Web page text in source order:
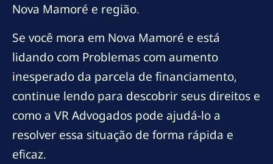
Nova Mamoré e região.
Se você mora em Nova Mamoré e está
lidando com Problemas com aumento
inesperado da parcela de financiamento,
continue lendo para descobrir seus direitos e
como a VR Advogados pode ajudá-lo a
resolver essa situação de forma rápida e
eficaz.